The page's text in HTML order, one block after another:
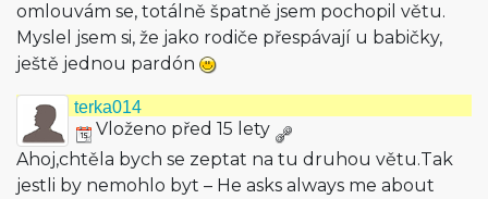
omlouvám se, totálně špatně jsem pochopil větu.
Myslel jsem si, že jako rodiče přespávají u babičky,
ještě jednou pardón
terka014
Vloženo před 15 lety
Ahoj,chtěla bych se zeptat na tu druhou větu.Tak
jestli by nemohlo byt – He asks always me about